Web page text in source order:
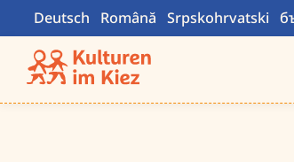
Inhalt
springen
Deutsch Română Srpskohrvatski